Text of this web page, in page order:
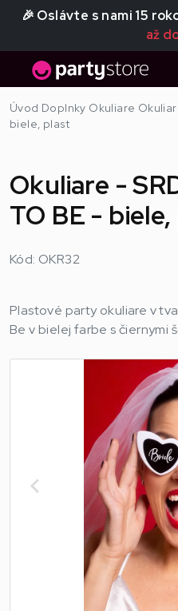
🎉 Oslávte s nami 15
až
Úvod Doplnky Okuliare
biele, plast
Okuliare -
TO BE -
Kód: OKR32
Plastové party okuliare v
Be v bielej farbe s čiernymi